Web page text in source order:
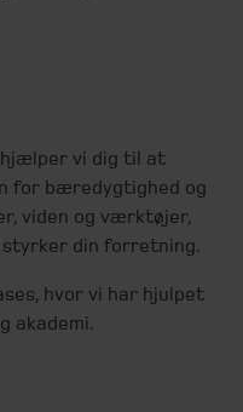
vi dig til at
for bæredygtighed og
viden og værktøjer,
styrker din forretning.
hvor vi har hjulpet
akademi.